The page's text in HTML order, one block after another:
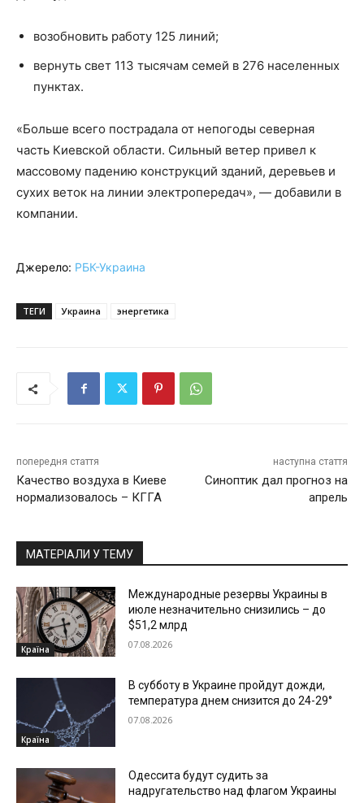
возобновить работу 125 линий;
вернуть свет 113 тысячам семей в 276 населенных
пунктах.
«Больше всего пострадала от непогоды северная
часть Киевской области. Сильный ветер привел к
массовому падению конструкций зданий, деревьев и
сухих веток на линии электропередач», — добавили в
компании.
Джерело: РБК-Украина
ТЕГИ Украина энергетика
попередня стаття
Качество воздуха в Киеве
нормализовалось – КГГА
наступна стаття
Синоптик дал прогноз на
апрель
МАТЕРІАЛИ У ТЕМУ
Країна
Международные резервы Украины в
июле незначительно снизились – до
$51,2 млрд
07.08.2026
Країна
В субботу в Украине пройдут дожди,
температура днем снизится до 24-29°
07.08.2026
Одессита будут судить за
надругательство над флагом Украины